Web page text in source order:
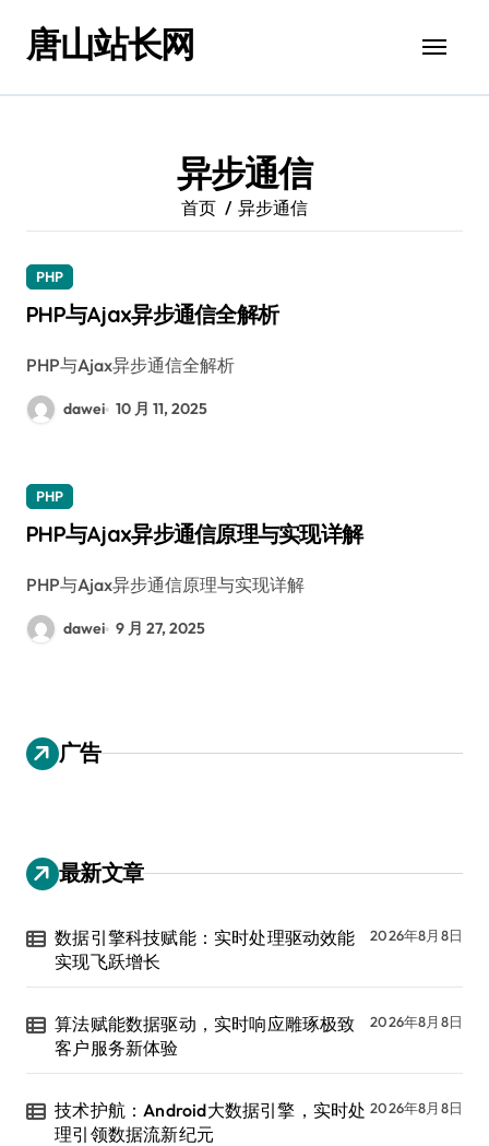
唐山站长网
异步通信
首页 异步通信
PHP
PHP与Ajax异步通信全解析
PHP与Ajax异步通信全解析
dawei 10 月 11, 2025
PHP
PHP与Ajax异步通信原理与实现详解
PHP与Ajax异步通信原理与实现详解
dawei 9 月 27, 2025
广告
最新文章
数据引擎科技赋能：实时处理驱动效能
实现飞跃增长
2026年8月8日
算法赋能数据驱动，实时响应雕琢极致
客户服务新体验
2026年8月8日
技术护航：Android大数据引擎，实时处
理引领数据流新纪元
2026年8月8日